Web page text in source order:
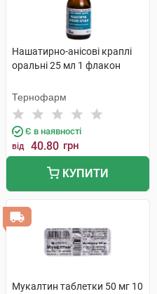
Нашатирно-анісові краплі
оральні 25 мл 1 флакон
Тернофарм
Є в наявності
від 40.80 грн
КУПИТИ
Мукалтин таблетки 50 мг 10